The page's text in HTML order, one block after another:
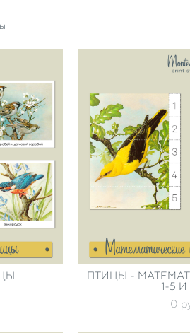
ПТИЦЫ -
1-5 И
0